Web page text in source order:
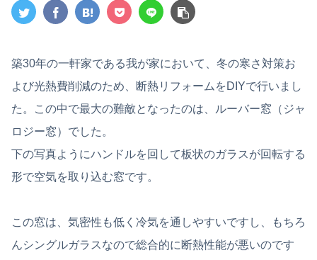
築30年の一軒家である我が家において、冬の寒さ対策お
よび光熱費削減のため、断熱リフォームをDIYで行いまし
た。この中で最大の難敵となったのは、ルーバー窓（ジャ
ロジー窓）でした。
下の写真ようにハンドルを回して板状のガラスが回転する
形で空気を取り込む窓です。
この窓は、気密性も低く冷気を通しやすいですし、もちろ
んシングルガラスなので総合的に断熱性能が悪いのです